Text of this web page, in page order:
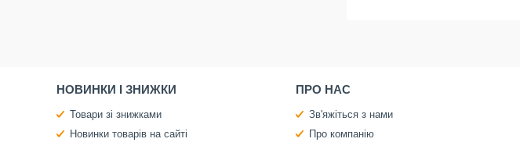
НОВИНКИ І ЗНИЖКИ
Товари зі знижками
Новинки товарів на сайті
ПРО НАС
Зв'яжіться з нами
Про компанію